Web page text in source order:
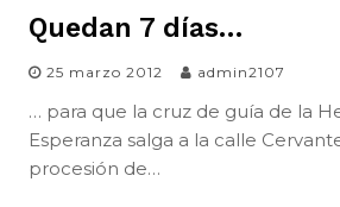
Quedan 7 días…
25 marzo 2012 admin2107
… para que la cruz de guía de la
Esperanza salga a la calle
procesión de…